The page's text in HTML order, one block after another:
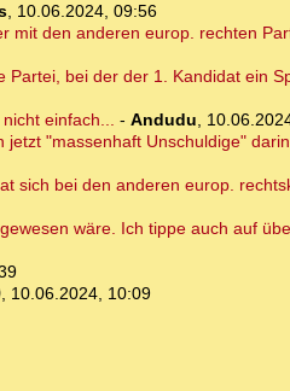
, 10.06.2024, 09:56
mit den anderen europ. rechten
bei der der 1. Kandidat ein
einfach... - Andudu,
"massenhaft Unschuldige"
sich bei den anderen europ.
wäre. Ich tippe auch auf
, 10.06.2024, 10:09